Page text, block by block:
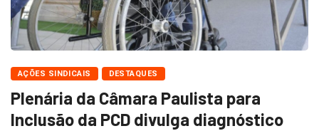
AÇÕES SINDICAIS DESTAQUES
Plenária da Câmara Paulista para
Inclusão da PCD divulga diagnóstico